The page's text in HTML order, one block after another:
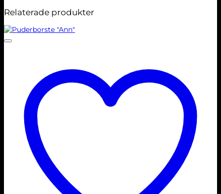
Relaterade produkter